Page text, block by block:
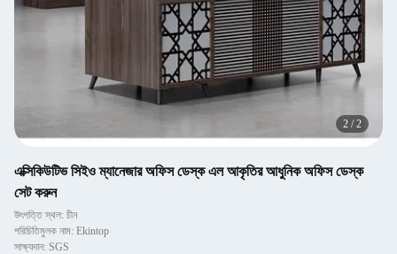
2 /2
এক্সিকিউটিভ সিইও ম্যানেজার অফিস ডেস্ক এল আকৃতির আধুনিক অফিস ডেস্ক
সেট করুন
উৎপত্তি স্থল: চীন
পরিচিতিমুলক নাম: Ekintop
সাক্ষ্যদান: SGS